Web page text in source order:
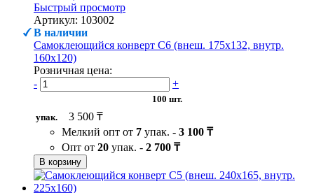
Быстрый просмотр
Артикул: 103002
В наличии
Самоклеющийся конверт С6 (внеш. 175х132, внутр.
160х120)
Розничная цена:
-
+
100 шт.
упак.
3 500 ₸
Мелкий опт от 7 упак. - 3 100 ₸
Опт от 20 упак. - 2 700 ₸
В корзину